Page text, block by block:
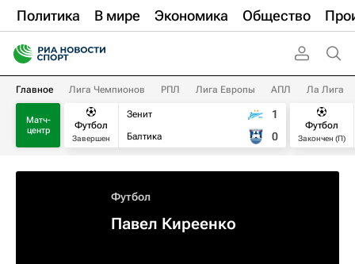
Политика В мире Экономика Общество
Главное Лига Чемпионов РПЛ Лига Европы АПЛ Ла Лига
Матч-
центр
Футбол
Завершен
Зенит
Балтика
1
0
Футбол
Закончен (П)
Футбол
Павел Киреенко